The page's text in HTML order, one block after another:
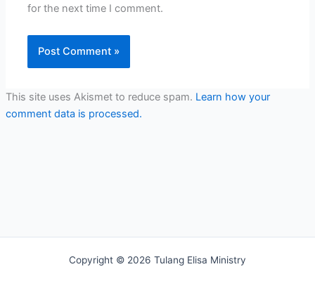
for the next time I comment.
This site uses Akismet to reduce spam. Learn how your
comment data is processed.
Copyright © 2026 Tulang Elisa Ministry